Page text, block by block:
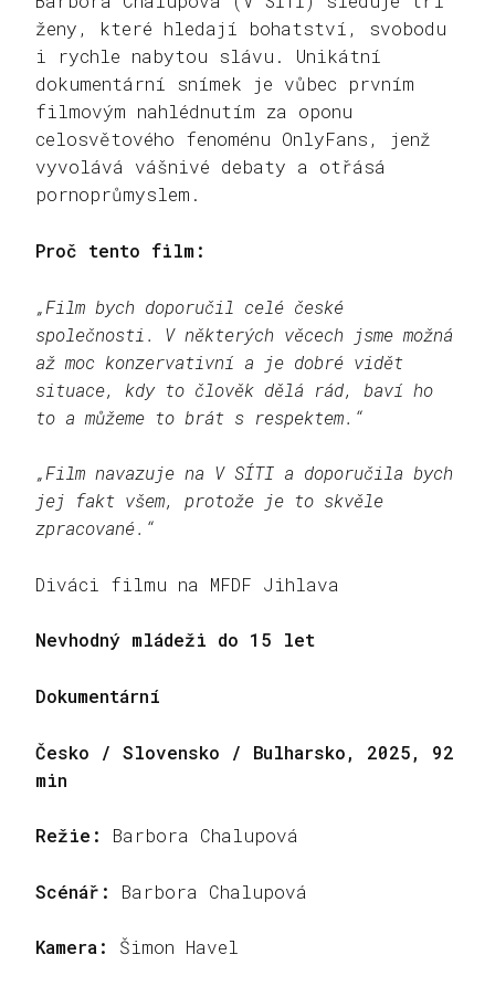
ženy, které hledají bohatství, svobodu
i rychle nabytou slávu. Unikátní
dokumentární snímek je vůbec prvním
filmovým nahlédnutím za oponu
celosvětového fenoménu OnlyFans, jenž
vyvolává vášnivé debaty a otřásá
pornoprůmyslem.
Proč tento film:
„Film bych doporučil celé české
společnosti. V některých věcech jsme možná
až moc konzervativní a je dobré vidět
situace, kdy to člověk dělá rád, baví ho
to a můžeme to brát s respektem.“
„Film navazuje na V SÍTI a doporučila bych
jej fakt všem, protože je to skvěle
zpracované.“
Diváci filmu na MFDF Jihlava
Nevhodný mládeži do 15 let
Dokumentární
Česko / Slovensko / Bulharsko, 2025, 92
min
Režie: Barbora Chalupová
Scénář: Barbora Chalupová
Kamera: Šimon Havel